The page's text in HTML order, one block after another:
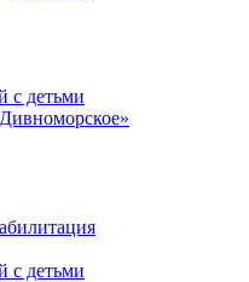
с детьми
с детьми